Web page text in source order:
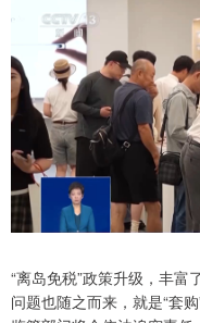
“离岛免税”政策升级，丰
问题也随之而来，就是“套